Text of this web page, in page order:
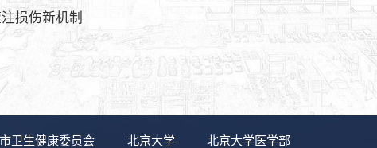
损伤新机制
卫生健康委员会 北京大学 北京大学医学部